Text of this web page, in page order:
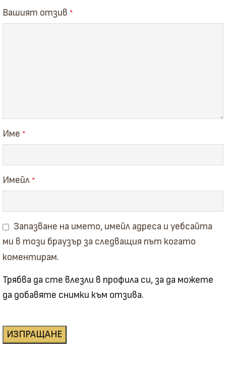
Вашият отзив *
Име *
Имейл *
Запазване на името, имейл адреса и уебсайта
ми в този браузър за следващия път когато
коментирам.
Трябва да сте влезли в профила си, за да можете
да добавяте снимки към отзива.